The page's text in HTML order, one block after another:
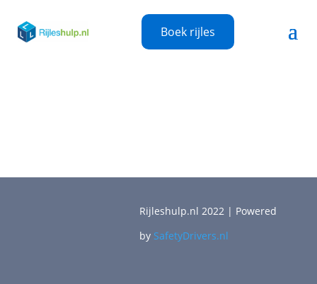
Boek rijles
Rijleshulp.nl 2022 | Powered
by SafetyDrivers.nl